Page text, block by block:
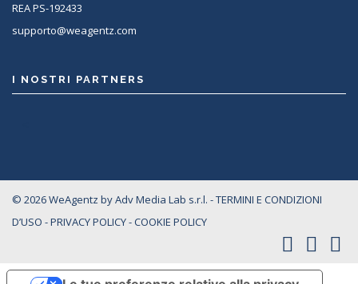
REA PS-192433
supporto@weagentz.com
I NOSTRI PARTNERS
© 2026 WeAgentz by Adv Media Lab s.r.l. -TERMINI E CONDIZIONI
D’USO -PRIVACY POLICY-COOKIE POLICY